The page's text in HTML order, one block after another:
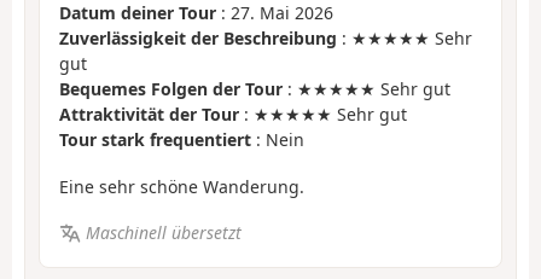
Datum deiner Tour : 27. Mai 2026
Zuverlässigkeit der Beschreibung : ★★★★★ Sehr
gut
Bequemes Folgen der Tour : ★★★★★ Sehr gut
Attraktivität der Tour : ★★★★★ Sehr gut
Tour stark frequentiert : Nein
Eine sehr schöne Wanderung.
Maschinell übersetzt